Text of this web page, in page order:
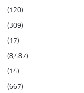
(120)
(309)
(17)
(8٬487)
(14)
(667)